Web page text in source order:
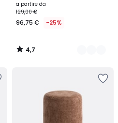
a partire da
129,00 €
96,75 € -25%
4,7
/